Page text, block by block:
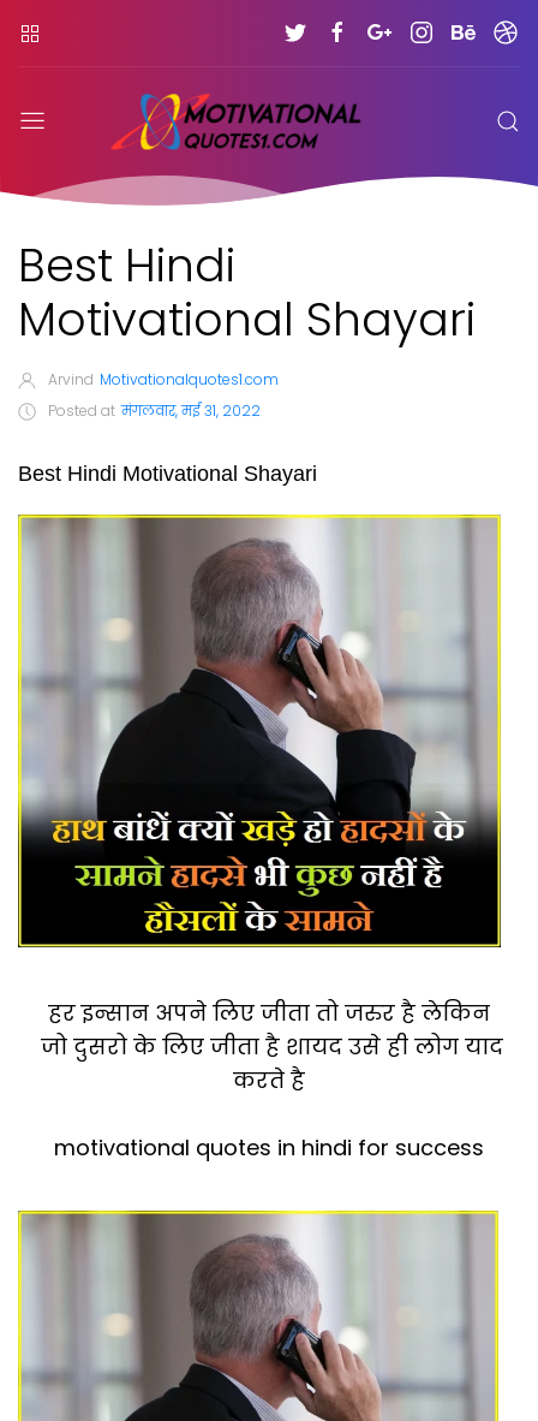
Best Hindi
Motivational Shayari
Arvind Motivationalquotes1.com
Posted at मंगलवार, मई 31, 2022
Best Hindi Motivational Shayari
हर इन्सान अपने लिए जीता तो जरुर है लेकिन
जो दुसरो के लिए जीता है शायद उसे ही लोग याद
करते है
motivational quotes in hindi for success